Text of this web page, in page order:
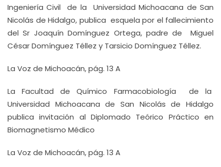
Ingeniería Civil de la Universidad Michoacana de San
Nicolás de Hidalgo, publica esquela por el fallecimiento
del Sr Joaquín Domínguez Ortega, padre de Miguel
César Domínguez Téllez y Tarsicio Domínguez Téllez.
La Voz de Michoacán, pág. 13 A
La Facultad de Químico Farmacobiología de la
Universidad Michoacana de San Nicolás de Hidalgo
publica invitación al Diplomado Teórico Práctico en
Biomagnetismo Médico
La Voz de Michoacán, pág. 13 A